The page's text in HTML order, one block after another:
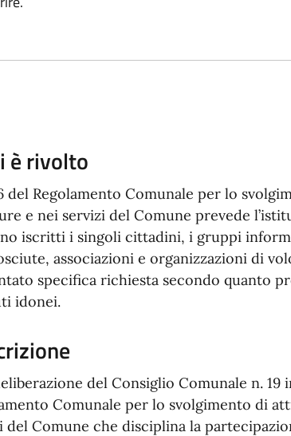
è rivolto
del Regolamento Comunale per lo
e nei servizi del Comune prevede
iscritti i singoli cittadini, i gruppi
associazioni e organizzazioni di
specifica richiesta secondo quanto
idonei.
del Consiglio Comunale n.
Comunale per lo svolgimento di
del Comune che disciplina la